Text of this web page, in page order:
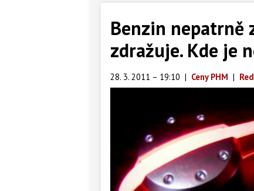
Benzin nepatrně
zdražuje. Kde je
28. 3. 2011 – 19:10 | Ceny PHM |